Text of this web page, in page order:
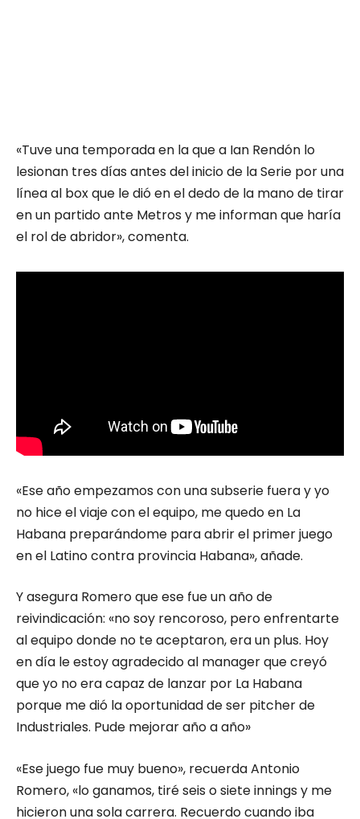
«Tuve una temporada en la que a Ian Rendón lo
lesionan tres días antes del inicio de la Serie por una
línea al box que le dió en el dedo de la mano de tirar
en un partido ante Metros y me informan que haría
el rol de abridor», comenta.
«Ese año empezamos con una subserie fuera y yo
no hice el viaje con el equipo, me quedo en La
Habana preparándome para abrir el primer juego
en el Latino contra provincia Habana», añade.
Y asegura Romero que ese fue un año de
reivindicación: «no soy rencoroso, pero enfrentarte
al equipo donde no te aceptaron, era un plus. Hoy
en día le estoy agradecido al manager que creyó
que yo no era capaz de lanzar por La Habana
porque me dió la oportunidad de ser pitcher de
Industriales. Pude mejorar año a año»
«Ese juego fue muy bueno», recuerda Antonio
Romero, «lo ganamos, tiré seis o siete innings y me
hicieron una sola carrera. Recuerdo cuando iba